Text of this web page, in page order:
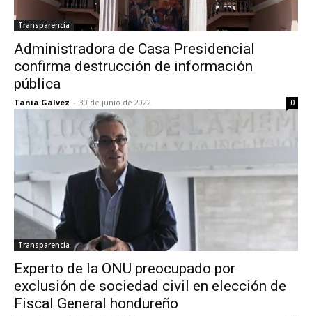
Transparencia
Administradora de Casa Presidencial
confirma destrucción de información
pública
Tania Galvez - 30 de junio de 2022 0
Transparencia
Experto de la ONU preocupado por
exclusión de sociedad civil en elección de
Fiscal General hondureño